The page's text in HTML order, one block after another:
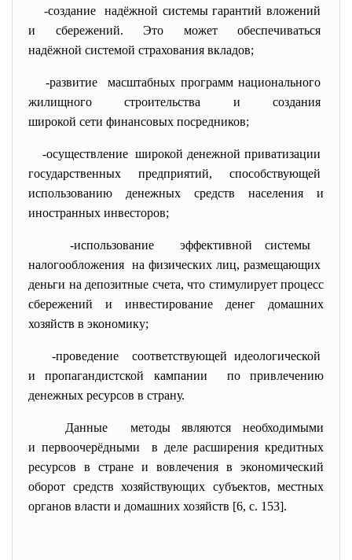
-создание надёжной системы гарантий вложений
и сбережений. Это может обеспечиваться
надёжной системой страхования вкладов;
-развитие масштабных программнационального
жилищного строительства и создания
широкой сети финансовых посредников;
-осуществление широкой денежной приватизации
государственных предприятий, способствующей
использованию денежных средств населения и
иностранных инвесторов;
-использование эффективной системы
налогообложения на физических лиц, размещающих
деньги на депозитные счета, что стимулирует процесс
сбережений и инвестирование денег домашних
хозяйств в экономику;
-проведение соответствующей идеологической
и пропагандистской кампании по привлечению
денежных ресурсов в страну.
Данные методы являются необходимыми
и первоочерёдными в деле расширения кредитных
ресурсов в стране и вовлечения в экономический
оборот средств хозяйствующих субъектов, местных
органов власти и домашних хозяйств [6, с. 153].